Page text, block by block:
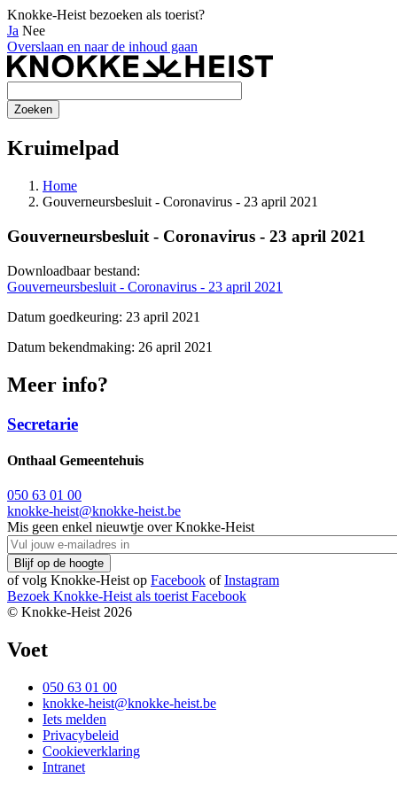
Knokke-Heist bezoeken als toerist?
Ja Nee
Overslaan en naar de inhoud gaan
Kruimelpad
Home
Gouverneursbesluit - Coronavirus - 23 april 2021
Gouverneursbesluit - Coronavirus - 23 april 2021
Downloadbaar bestand:
Gouverneursbesluit - Coronavirus - 23 april 2021
Datum goedkeuring: 23 april 2021
Datum bekendmaking: 26 april 2021
Meer info?
Secretarie
Onthaal Gemeentehuis
050 63 01 00
knokke-heist@knokke-heist.be
Mis geen enkel nieuwtje over Knokke-Heist
of volg Knokke-Heist op Facebook ofInstagram
Bezoek Knokke-Heist als toerist Facebook
© Knokke-Heist 2026
Voet
050 63 01 00
knokke-heist@knokke-heist.be
Iets melden
Privacybeleid
Cookieverklaring
Intranet